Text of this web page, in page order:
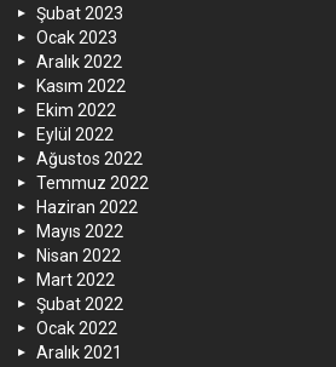
Şubat 2023
Ocak 2023
Aralık 2022
Kasım 2022
Ekim 2022
Eylül 2022
Ağustos 2022
Temmuz 2022
Haziran 2022
Mayıs 2022
Nisan 2022
Mart 2022
Şubat 2022
Ocak 2022
Aralık 2021